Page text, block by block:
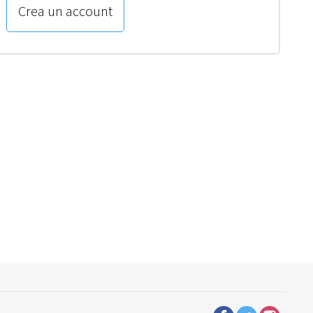
Crea un account